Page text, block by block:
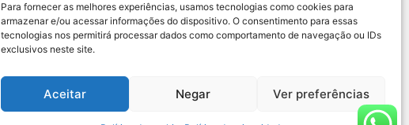
Para fornecer as melhores experiências, usamos tecnologias como cookies para
armazenar e/ou acessar informações do dispositivo. O consentimento para essas
tecnologias nos permitirá processar dados como comportamento de navegação ou IDs
exclusivos neste site.
Aceitar Negar Ver preferências